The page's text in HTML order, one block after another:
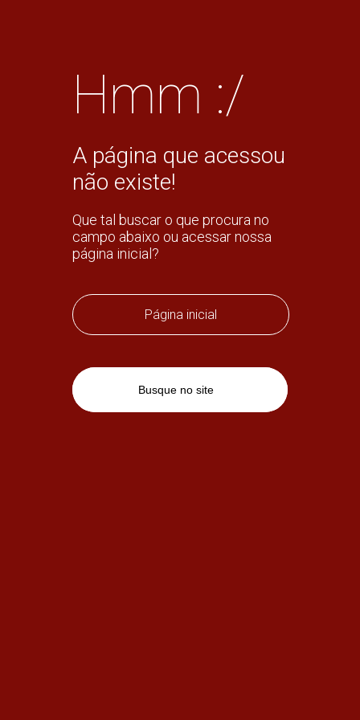
Hmm :/
A página que acessou
não existe!
Que tal buscar o que procura no
campo abaixo ou acessar nossa
página inicial?
Página inicial